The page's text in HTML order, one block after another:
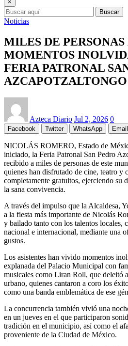
×
Buscar
Noticias
MILES DE
MOMENTOS
FERIA PATRONAL
AZCAPOTZALTONGO
Azteca Diario Jul 2, 2026 0
Facebook Twitter WhatsApp Email
NICOLÁS ROMERO, Estado de
iniciado, la Feria Patronal San Pedro
recibido a miles de personas de este
quienes han disfrutado de cine, teatro y
completamente gratuitos, ejerciendo su
la sana convivencia.
A través del impulso que la Alcaldesa,
a la fiesta más importante de Nicolás
y bailado tanto con los talentos locales,
nacional e internacional, mediante una
gustos.
Los asistentes han vivido momentos
explanada del Palacio Municipal con
musicales como Liran Roll, que deleitó
urbano, quienes cantaron a coro los
como una banda emblemática de ese
La concurrencia también vivió una
en un jueves en el que participaron
tradición en el municipio, así como el
proveniente de la Ciudad de México.